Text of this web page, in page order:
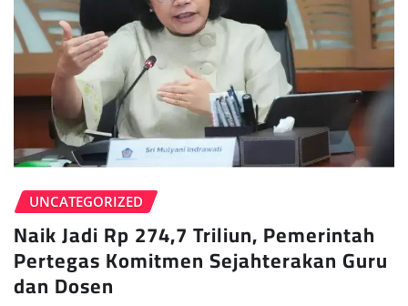
UNCATEGORIZED
Naik Jadi Rp 274,7 Triliun, Pemerintah
Pertegas Komitmen Sejahterakan Guru
dan Dosen